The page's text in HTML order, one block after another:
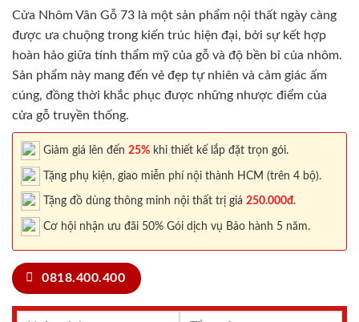
Cửa Nhôm Vân Gỗ 73 là một sản phẩm nội thất ngày càng
được ưa chuộng trong kiến trúc hiện đại, bởi sự kết hợp
hoàn hảo giữa tính thẩm mỹ của gỗ và độ bền bỉ của nhôm.
Sản phẩm này mang đến vẻ đẹp tự nhiên và cảm giác ấm
cúng, đồng thời khắc phục được những nhược điểm của
cửa gỗ truyền thống.
Giảm giá lên đến 25% khi thiết kế lắp đặt trọn gói.
Tặng phụ kiện, giao miễn phí nội thành HCM (trên 4 bộ).
Tặng đồ dùng thông minh nội thất trị giá 250.000đ.
Cơ hội nhận ưu đãi 50% Gói dịch vụ Bảo hành 5 năm.
0818.400.400